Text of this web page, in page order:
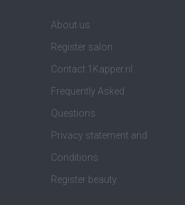
About us
Register salon
Contact 1Kapper.nl
Frequently Asked
Questions
Privacy statement and
Conditions
Register beauty